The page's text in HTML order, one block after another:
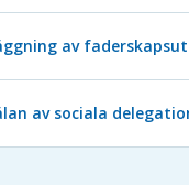
av
av sociala